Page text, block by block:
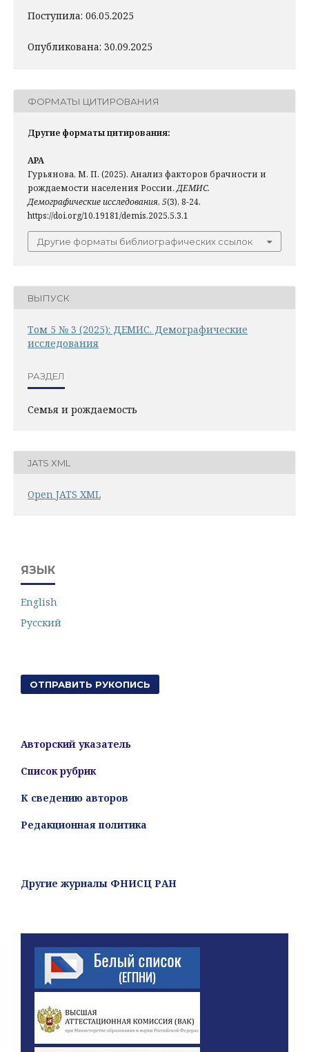
Поступила: 06.05.2025
Опубликована: 30.09.2025
ФОРМАТЫ ЦИТИРОВАНИЯ
Другие форматы цитирования:
APA
Гурьянова, М. П. (2025). Анализ факторов брачности и
рождаемости населения России.ДЕМИС.
Демографические исследования, 5(3), 8-24.
https://doi.org/10.19181/demis.2025.5.3.1
Другие форматы библиографических ссылок
ВЫПУСК
Том 5 № 3 (2025): ДЕМИС. Демографические
исследования
РАЗДЕЛ
Семья и рождаемость
JATS XML
Open JATS XML
ЯЗЫК
English
Русский
ОТПРАВИТЬ РУКОПИСЬ
Авторский указатель
Список рубрик
К сведению авторов
Редакционная политика
Другие журналы ФНИСЦ РАН